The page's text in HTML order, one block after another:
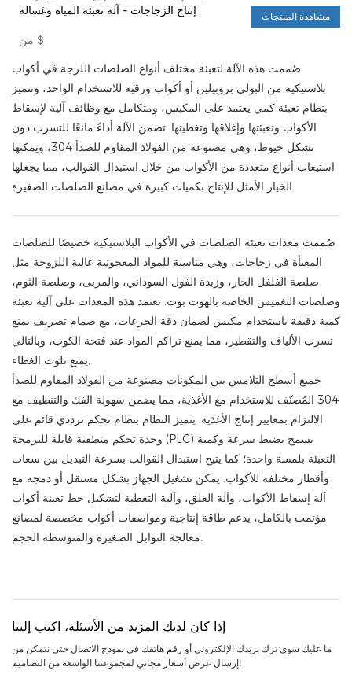
إنتاج الزجاجات - آلة تعبئة المياه وغسالة
$
مشاهدة المنتجات
صُممت هذه الآلة لتعبئة مختلف أنواع الصلصات اللزجة في أكواب
بلاستيكية من البولي بروبيلين أو أكواب ورقية للاستخدام الواحد، وتتميز
بنظام تعبئة كمي يعتمد على المكبس، ومتكامل مع وظائف آلية لإسقاط
الأكواب وتعبئتها وإغلاقها وتغطيتها. تضمن الآلة أداءً مانعًا للتسرب دون
تشكل خيوط، وهي مصنوعة من الفولاذ المقاوم للصدأ 304، ويمكنها
استيعاب أنواع متعددة من الأكواب من خلال استبدال القوالب، مما يجعلها
الخيار الأمثل للإنتاج بكميات كبيرة في مصانع الصلصات الصغيرة.
صُممت معدات تعبئة الصلصات في الأكواب البلاستيكية خصيصًا للصلصات
المعبأة في زجاجات، وهي مناسبة للمواد المعجونية عالية اللزوجة مثل
صلصة الفلفل الحار، وزبدة الفول السوداني، والمربى، وصلصة الثوم،
وصلصات التغميس الخاصة بالهوت بوت. تعتمد هذه المعدات على آلية تعبئة
كمية دقيقة باستخدام مكبس لضمان دقة الجرعات، مع صمام تصريف يمنع
تسرب الألياف والتقطير، مما يمنع تراكم المواد عند فتحة الكوب، وبالتالي
يمنع تلوث الغطاء.
جميع أسطح التلامس بين المكونات مصنوعة من الفولاذ المقاوم للصدأ
304 المُصنّف للاستخدام مع الأغذية، مما يضمن سهولة الفك والتنظيف مع
الالتزام بمعايير إنتاج الأغذية. يتميز النظام بنظام تحكم ترددي قائم على
وحدة تحكم منطقية قابلة للبرمجة (PLC) يسمح بضبط سرعة وكمية
التعبئة بلمسة واحدة؛ كما يتيح استبدال القوالب بسرعة التبديل بين سعات
وأقطار مختلفة للأكواب. يمكن تشغيل الجهاز بشكل مستقل أو دمجه مع
آلة إسقاط الأكواب، وآلة الغلق، وآلية التغطية لتشكيل خط تعبئة أكواب
مؤتمت بالكامل، يدعم طاقة إنتاجية ومواصفات أكواب مخصصة لمصانع
معالجة التوابل الصغيرة والمتوسطة الحجم.
إذا كان لديك المزيد من الأسئلة، اكتب إلينا
ما عليك سوى ترك بريدك الإلكتروني أو رقم هاتفك في نموذج الاتصال حتى نتمكن من
إرسال عرض أسعار مجاني لمجموعتنا الواسعة من التصاميم!